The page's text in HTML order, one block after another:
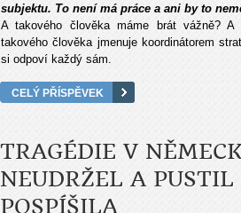
subjektu. To není má práce a ani by to
A takového člověka máme brát vážně? A
takového člověka jmenuje koordinátorem
si odpoví každý sám.
CELÝ PŘÍSPĚVEK
TRAGÉDIE V
NEUDRŽEL A PUSTIL
POSPÍŠILA